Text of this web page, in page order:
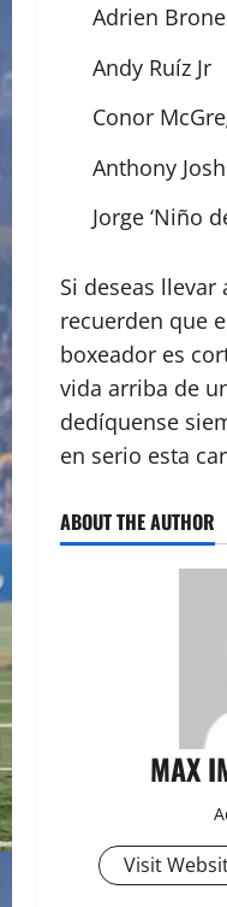
Adrien
Andy Ruíz Jr
Conor
Anthony
Jorge ‘Niño
Si deseas llevar
recuerden que
boxeador es
vida arriba de
dedíquense
en serio esta
ABOUT THE AUTHOR
MAX
Visit